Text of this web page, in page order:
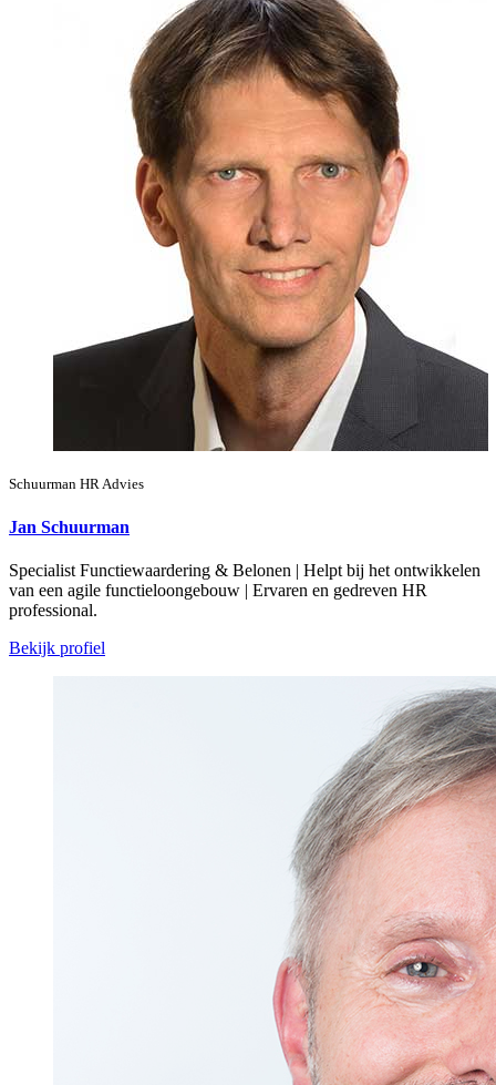
Schuurman HR Advies
Jan Schuurman
Specialist Functiewaardering & Belonen | Helpt bij het ontwikkelen
van een agile functieloongebouw | Ervaren en gedreven HR
professional.
Bekijk profiel